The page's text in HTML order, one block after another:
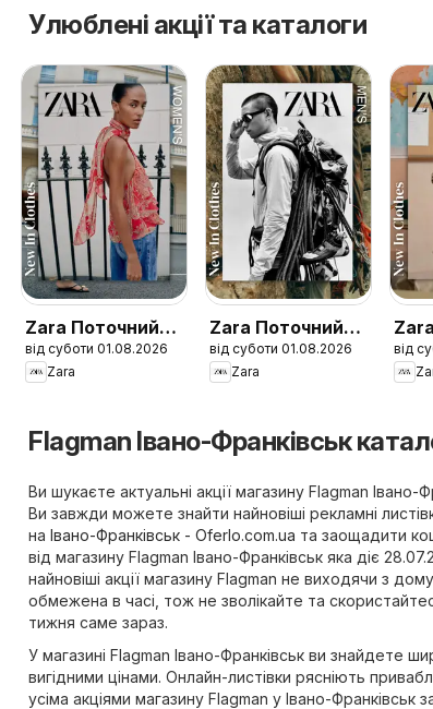
Улюблені акції та каталоги
Zara Поточний
каталог
від суботи 01.08.2026
Zara
Zara Поточний
каталог Men
від суботи 01.08.2026
Zara
від
Flagman Івано-Франківськ
Ви шукаєте актуальні акції магазину Flagman Івано-
Ви завжди можете знайти найновіші рекламні
на Івано-Франківськ - Oferlo.com.ua та заощадити
від магазину Flagman Івано-Франківськ яка діє
найновіші акції магазину Flagman не виходячи з
обмежена в часі, тож не зволікайте та
тижня саме зараз.
У магазині Flagman Івано-Франківськ ви знайдете
вигідними цінами. Онлайн-листівки рясніють
усіма акціями магазину Flagman у Івано-Франківськ